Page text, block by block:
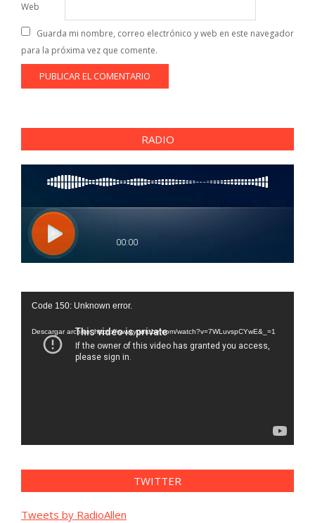
Web
Guarda mi nombre, correo electrónico y web en este navegador
para la próxima vez que comente.
RADIO
Reproductor
vídeo
Code 150: Unknown error.
Descargar archivo: https://www.youtube.com/watch?v=7WLuvspCYwE&_=1
TWITTER
Tweets by RadioAllen